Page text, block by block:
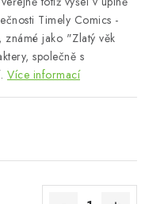
Timely Comics -
známé jako "Zlatý věk
společně s
Více informací